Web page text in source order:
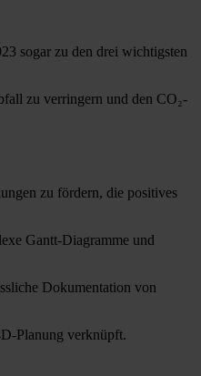
sogar zu den drei wichtigsten
zu verringern und den CO₂-
zu fördern, die positives
Gantt-Diagramme und
Dokumentation von
Planung verknüpft.